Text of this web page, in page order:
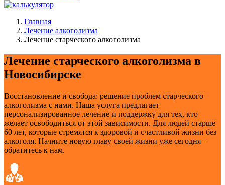
Главная
Лечение алкоголизма
Лечение старческого алкоголизма
Лечение старческого алкоголизма в
Новосибирске
Восстановление и свобода: решение проблем старческого
алкоголизма с нами. Наша услуга предлагает
персонализированное лечение и поддержку для тех, кто
желает освободиться от этой зависимости. Для людей старше
60 лет, которые стремятся к здоровой и счастливой жизни без
алкоголя. Начните новую главу своей жизни уже сегодня –
обратитесь к нам.